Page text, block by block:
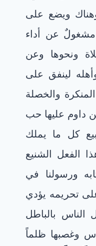
ويضع على
مشغولٌ عن أداء
ونحوها وعن
لينفق على
والخصلة
داوم عليها حب
كل ما يملك
الفعل الشنيع
ورسولنا في
تحريمه يؤدي
الناس بالباطل
وغصبها ظلماً